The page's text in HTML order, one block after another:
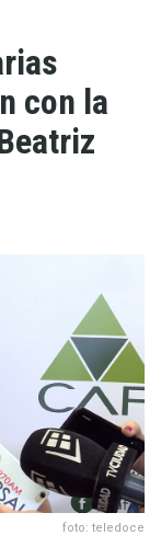
con la
foto: teledoce